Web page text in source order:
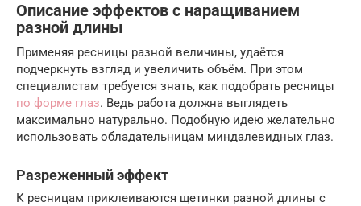
Описание эффектов с наращиванием
разной длины
Применяя ресницы разной величины, удаётся
подчеркнуть взгляд и увеличить объём. При этом
специалистам требуется знать, как подобрать ресницы
по форме глаз. Ведь работа должна выглядеть
максимально натурально. Подобную идею желательно
использовать обладательницам миндалевидных глаз.
Разреженный эффект
К ресницам приклеиваются щетинки разной длины с